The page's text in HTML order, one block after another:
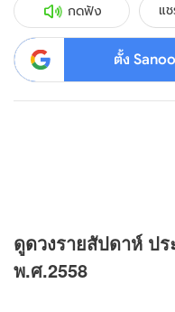
กดฟัง แ
ตั้ง
ดูดวงรายสัปดาห์ ป
พ.ศ.2558